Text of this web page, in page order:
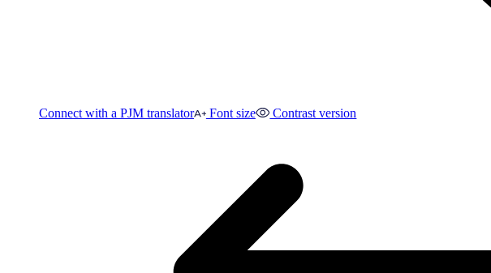
Connect with a PJM translator Font size Contrast version